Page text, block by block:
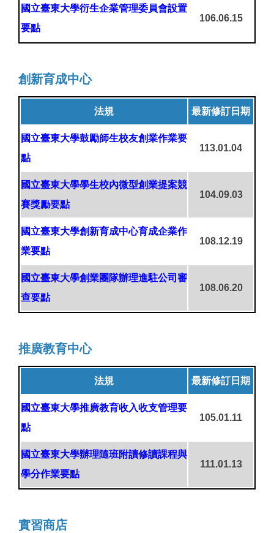
國立臺東大學衍生企業管理委員會設置
要點
106.06.15
創新育成中心
法規 最新修訂日期
國立臺東大學鼓勵師生校友創業作業要
點
113.01.04
國立臺東大學學生校內微型創業提案競
賽獎勵要點
104.09.03
國立臺東大學創新育成中心育成企業作
業要點
108.12.19
國立臺東大學創業團隊辦理進駐公司審
查要點
108.06.20
推廣教育中心
法規 最新修訂日期
國立臺東大學推廣教育收入收支管理要
點
105.01.11
國立臺東大學辦理隨班附讀修讀課程與
學分作業要點
111.01.13
實習商店